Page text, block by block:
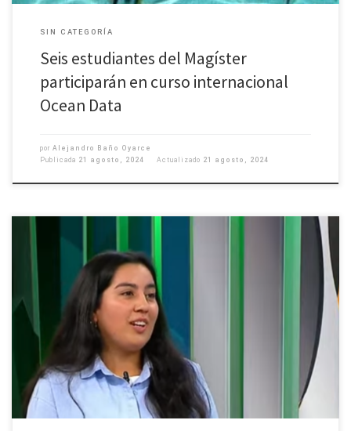
SIN CATEGORÍA
Seis estudiantes del Magíster
participarán en curso internacional
Ocean Data
por Alejandro Baño Oyarce
Publicada 21 agosto, 2024 Actualizado 21 agosto, 2024
La tesista del magíster conversó acerca del Coloquio de Señales Geofísicas
de Terremotos y Volcanes, en el que participó activamente para su
realización. Información y videos de canal TVU de la Universidad de
Concepción:
https://www.tvu.cl/programas/multiversos/2024/08/14/realizan-nueva-
version-del-coloquio-sobre-senales-geofisicas-de-terremotos-y-volcanes-
en-la-udec.html